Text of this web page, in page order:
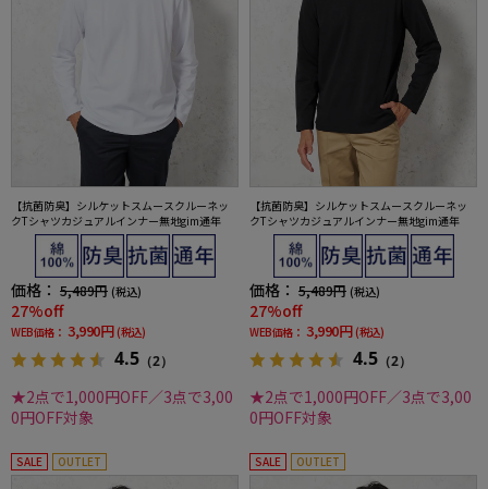
【抗菌防臭】シルケットスムースクルーネッ
クTシャツカジュアルインナー無地gim通年
価格： 5,489円 (税込)
27%off
WEB価格： 3,990円 (税込)
4.5 （2）
★2点で1,000円OFF／3点で3,00
0円OFF対象
【抗菌防臭】シルケットスムースクルーネッ
クTシャツカジュアルインナー無地gim通年
価格： 5,489円 (税込)
27%off
WEB価格： 3,990円 (税込)
4.5 （2）
★2点で1,000円OFF／3点で3,00
0円OFF対象
SALE OUTLET SALE OUTLET